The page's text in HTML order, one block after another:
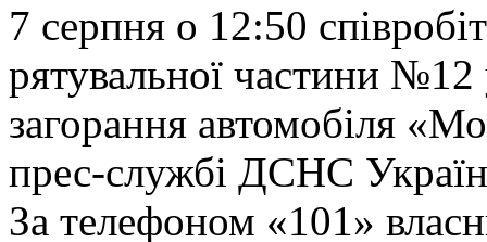
7 серпня о 12:50
рятувальної частини №12
загорання автомобіля
прес-службі ДСНС
За телефоном «101»